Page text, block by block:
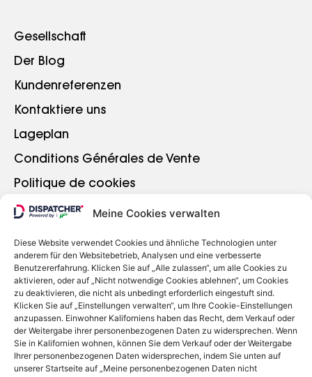
Meine Cookies verwalten
Diese Website verwendet Cookies und ähnliche Technologien unter
anderem für den Websitebetrieb, Analysen und eine verbesserte
Benutzererfahrung. Klicken Sie auf „Alle zulassen“, um alle Cookies zu
aktivieren, oder auf „Nicht notwendige Cookies ablehnen“, um Cookies
zu deaktivieren, die nicht als unbedingt erforderlich eingestuft sind.
Klicken Sie auf „Einstellungen verwalten“, um Ihre Cookie-Einstellungen
anzupassen. Einwohner Kaliforniens haben das Recht, dem Verkauf oder
der Weitergabe ihrer personenbezogenen Daten zu widersprechen. Wenn
Sie in Kalifornien wohnen, können Sie dem Verkauf oder der Weitergabe
Ihrer personenbezogenen Daten widersprechen, indem Sie unten auf
unserer Startseite auf „Meine personenbezogenen Daten nicht
Gesellschaft
Der Blog
Kundenreferenzen
Kontaktiere uns
Lageplan
Conditions Générales de Vente
Politique de cookies
Einloggen